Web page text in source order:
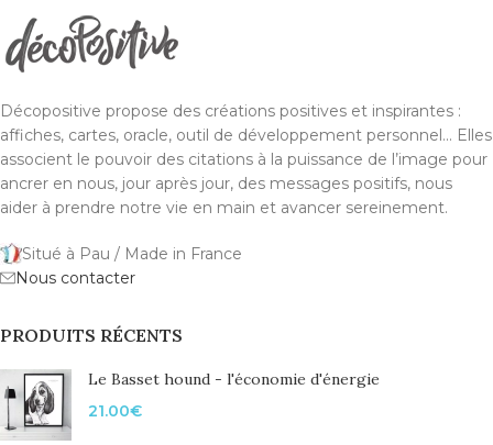
Décopositive propose des créations positives et inspirantes :
affiches, cartes, oracle, outil de développement personnel... Elles
associent le pouvoir des citations à la puissance de l’image pour
ancrer en nous, jour après jour, des messages positifs, nous
aider à prendre notre vie en main et avancer sereinement.
Situé à Pau / Made in France
Nous contacter
PRODUITS RÉCENTS
Le Basset hound - l'économie d'énergie
21.00€